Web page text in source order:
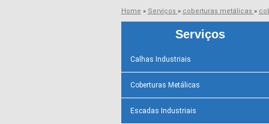
Home » Serviços » coberturas metálicas »
Serviços
Calhas Industriais
Coberturas Metálicas
Escadas Industriais